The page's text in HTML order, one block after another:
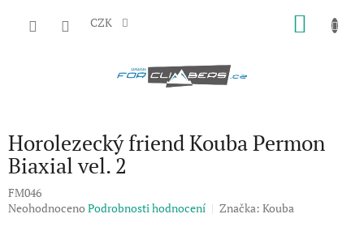
CZK
Horolezecký friend Kouba Permon
Biaxial vel. 2
FM046
Průměrné
Neohodnoceno Podrobnosti hodnocení Značka: Kouba